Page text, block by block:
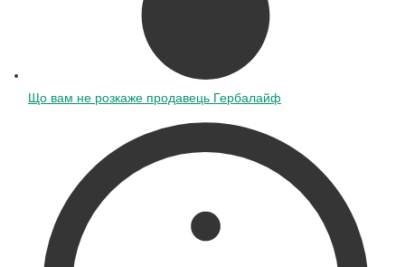
Що вам не розкаже продавець Гербалайф